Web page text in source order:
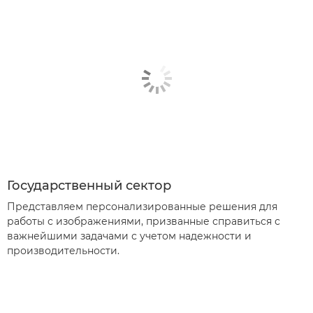
Государственный сектор
Представляем персонализированные решения для
работы с изображениями, призванные справиться с
важнейшими задачами с учетом надежности и
производительности.